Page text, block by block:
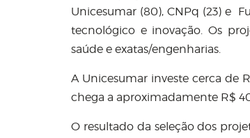
Unicesumar (80), CNPq (23) e
tecnológico e inovação. Os
saúde e exatas/engenharias.
A Unicesumar investe cerca de
chega a aproximadamente R$
O resultado da seleção dos